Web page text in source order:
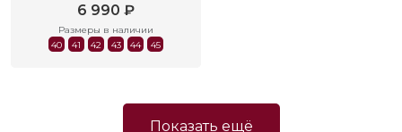
6 990 ₽
Размеры в наличии
40
41 42 43 44 45
Показать ещё